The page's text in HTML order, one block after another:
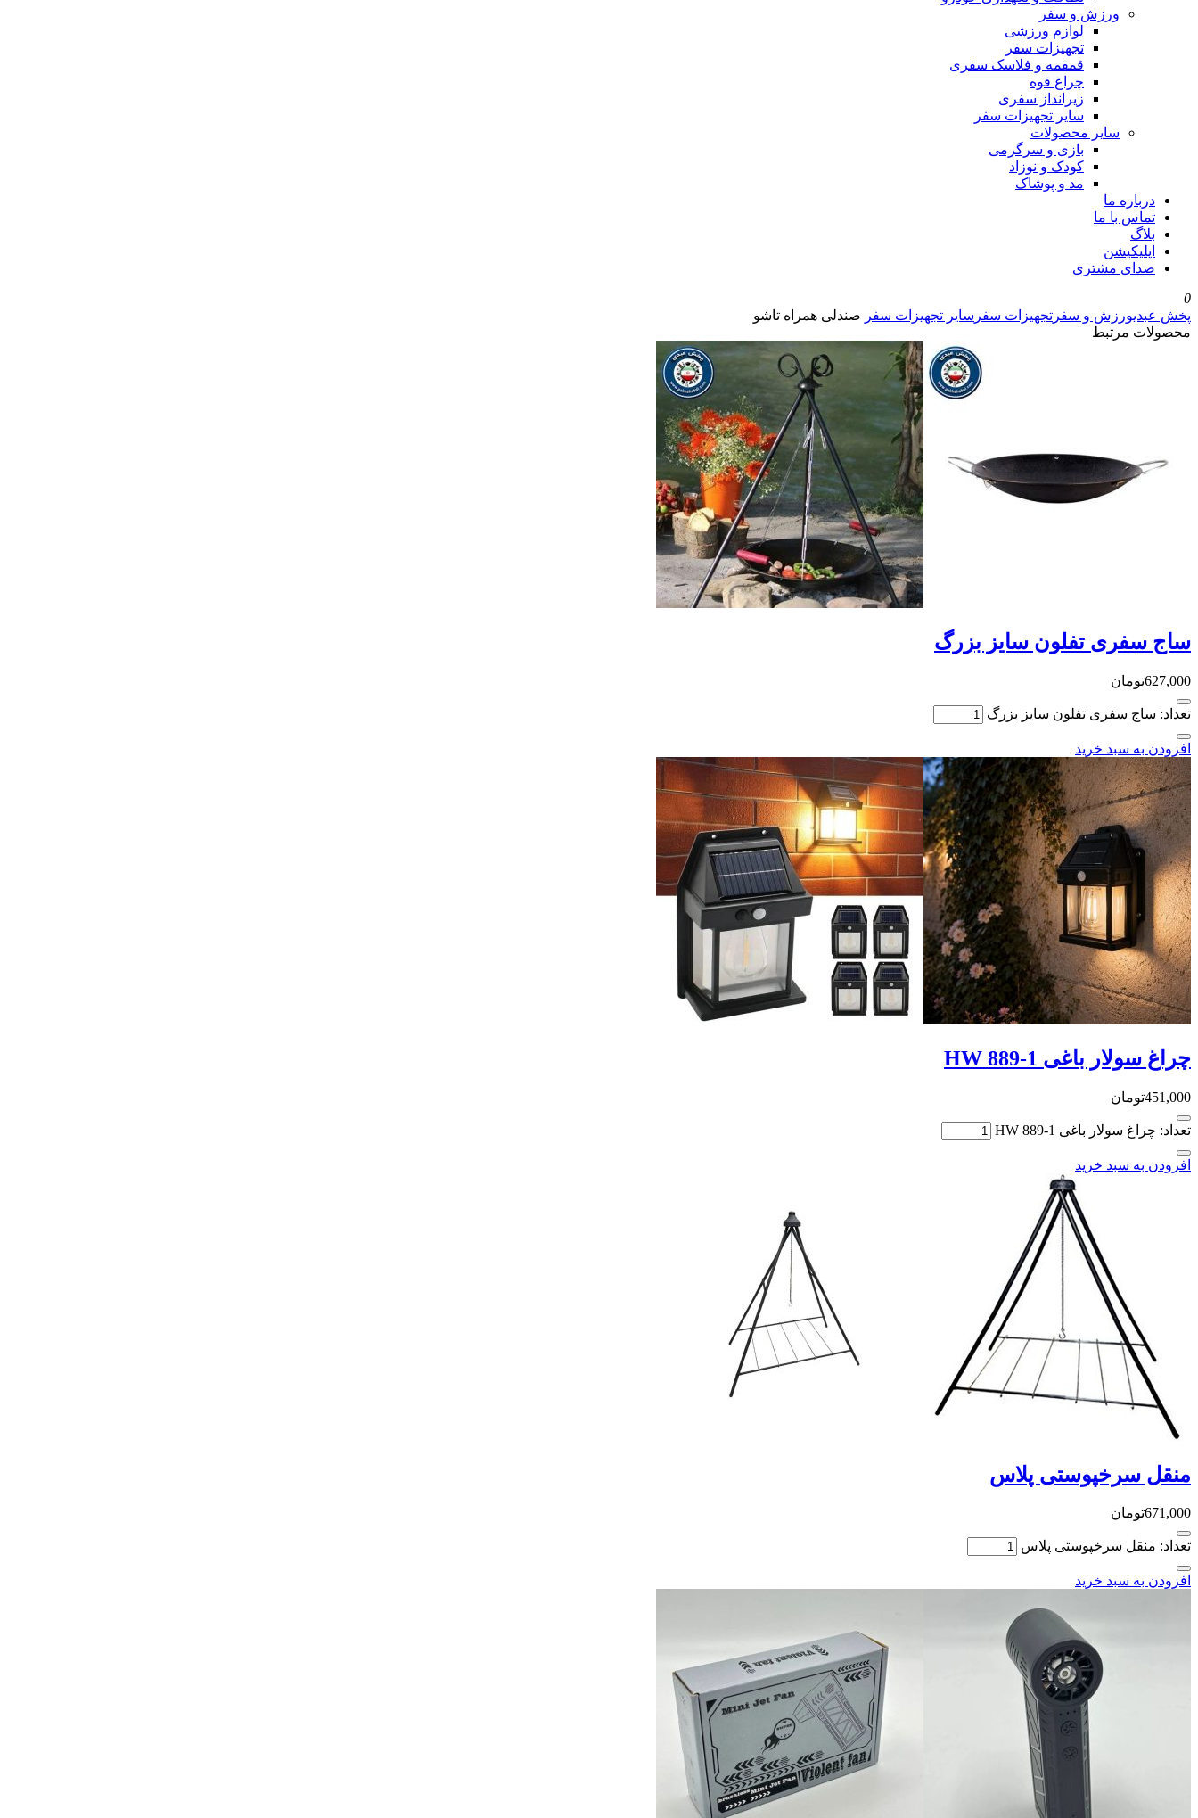
ورزش و سفر
لوازم ورزشی
تجهیزات سفر
قمقمه و فلاسک سفری
چراغ قوه
زیرانداز سفری
سایر تجهیزات سفر
سایر محصولات
بازی و سرگرمی
کودک و نوزاد
مد و پوشاک
درباره ما
تماس با ما
بلاگ
اپلیکیشن
صدای مشتری
0
پخش عبدیورزش و سفر تجهیزات سفر سایر تجهیزات سفر صندلی همراه تاشو
محصولات مرتبط
ساج سفری تفلون سایز بزرگ
627,000تومان
تعداد: ساج سفری تفلون سایز بزرگ
افزودن به سبد خرید
چراغ سولار باغی HW 889-1
451,000تومان
تعداد: چراغ سولار باغی HW 889-1
افزودن به سبد خرید
منقل سرخپوستی پلاس
671,000تومان
تعداد: منقل سرخپوستی پلاس
افزودن به سبد خرید